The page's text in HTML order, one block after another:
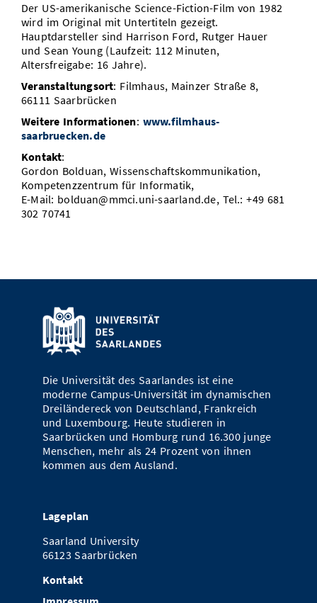
Der US-amerikanische Science-Fiction-Film von 1982
wird im Original mit Untertiteln gezeigt.
Hauptdarsteller sind Harrison Ford, Rutger Hauer
und Sean Young (Laufzeit: 112 Minuten,
Altersfreigabe: 16 Jahre).
Veranstaltungsort: Filmhaus, Mainzer Straße 8,
66111 Saarbrücken
Weitere Informationen: www.filmhaus-
saarbruecken.de
Kontakt:
Gordon Bolduan, Wissenschaftskommunikation,
Kompetenzzentrum für Informatik,
E-Mail: bolduan@mmci.uni-saarland.de, Tel.: +49 681
302 70741
Die Universität des Saarlandes ist eine
moderne Campus-Universität im dynamischen
Dreiländereck von Deutschland, Frankreich
und Luxembourg. Heute studieren in
Saarbrücken und Homburg rund 16.300 junge
Menschen, mehr als 24 Prozent von ihnen
kommen aus dem Ausland.
Lageplan
Saarland University
66123 Saarbrücken
Kontakt